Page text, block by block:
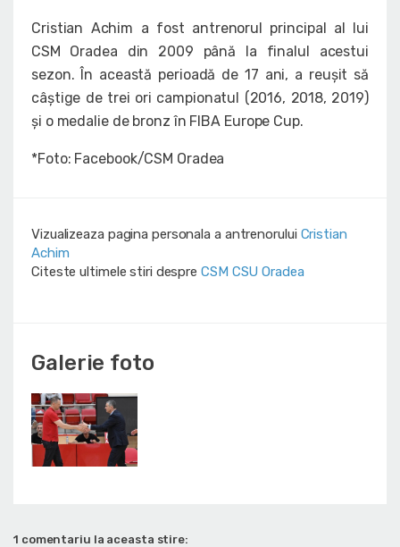
Cristian Achim a fost antrenorul principal al lui
CSM Oradea din 2009 până la finalul acestui
sezon. În această perioadă de 17 ani, a reușit să
câștige de trei ori campionatul (2016, 2018, 2019)
și o medalie de bronz în FIBA Europe Cup.
*Foto: Facebook/CSM Oradea
Vizualizeaza pagina personala a antrenorului Cristian
Achim
Citeste ultimele stiri despre CSM CSU Oradea
Galerie foto
1 comentariu la aceasta stire: